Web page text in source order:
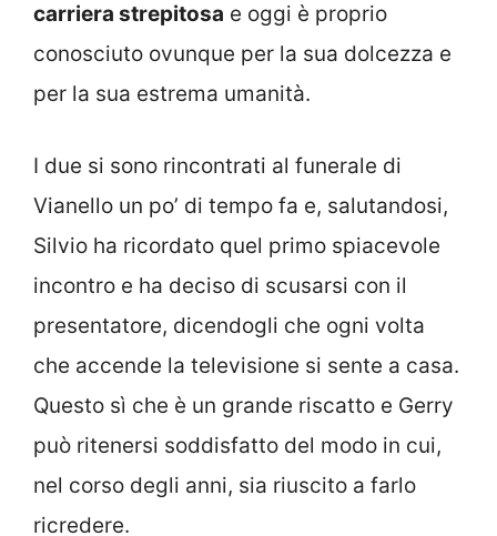
carriera strepitosa e oggi è proprio
conosciuto ovunque per la sua dolcezza e
per la sua estrema umanità.
I due si sono rincontrati al funerale di
Vianello un po’ di tempo fa e, salutandosi,
Silvio ha ricordato quel primo spiacevole
incontro e ha deciso di scusarsi con il
presentatore, dicendogli che ogni volta
che accende la televisione si sente a casa.
Questo sì che è un grande riscatto e Gerry
può ritenersi soddisfatto del modo in cui,
nel corso degli anni, sia riuscito a farlo
ricredere.